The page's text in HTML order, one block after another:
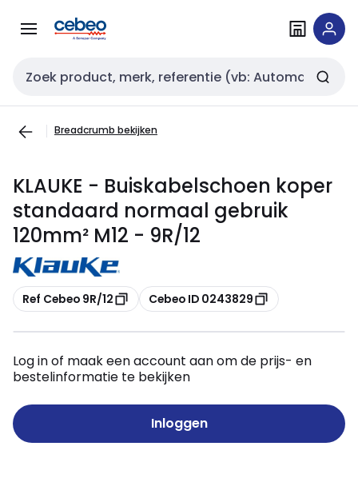
naar
naar
Zoekveld invoer
Breadcrumb bekijken
KLAUKE - Buiskabelschoen koper
standaard normaal gebruik
120mm² M12 - 9R/12
Kopiëren
Ref Cebeo 9R/12 Kopiëren
Cebeo ID 0243829
Log in of maak een account aan om de prijs- en
bestelinformatie te bekijken
Inloggen